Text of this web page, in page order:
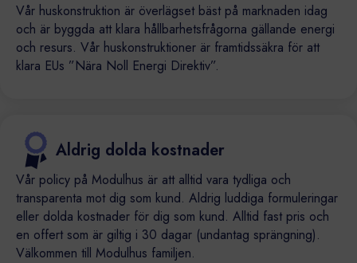
Vår huskonstruktion är överlägset bäst på marknaden idag
och är byggda att klara hållbarhetsfrågorna gällande energi
och resurs. Vår huskonstruktioner är framtidssäkra för att
klara EUs ”Nära Noll Energi Direktiv”.
Aldrig dolda kostnader
Vår policy på Modulhus är att alltid vara tydliga och
transparenta mot dig som kund. Aldrig luddiga formuleringar
eller dolda kostnader för dig som kund. Alltid fast pris och
en offert som är giltig i 30 dagar (undantag sprängning).
Välkommen till Modulhus familjen.